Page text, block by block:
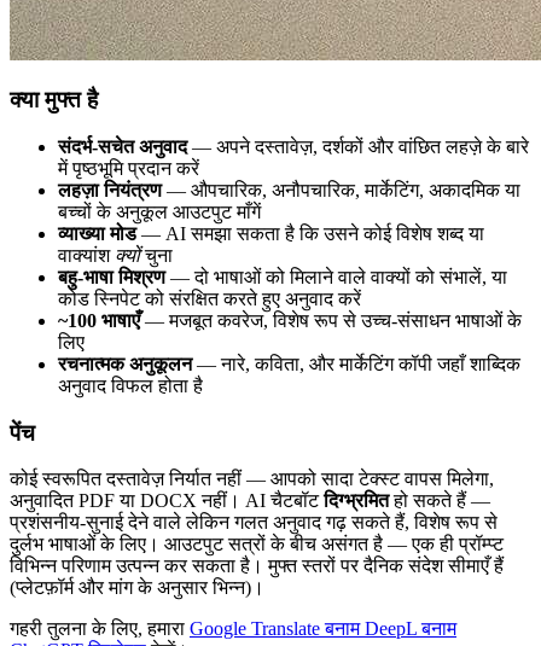
क्या मुफ्त है
संदर्भ-सचेत अनुवाद— अपने दस्तावेज़, दर्शकों और वांछित लहज़े के बारे
में पृष्ठभूमि प्रदान करें
लहज़ा नियंत्रण— औपचारिक, अनौपचारिक, मार्केटिंग, अकादमिक या
बच्चों के अनुकूल आउटपुट माँगें
व्याख्या मोड— AI समझा सकता है कि उसने कोई विशेष शब्द या
वाक्यांश क्योंचुना
बहु-भाषा मिश्रण— दो भाषाओं को मिलाने वाले वाक्यों को संभालें, या
कोड स्निपेट को संरक्षित करते हुए अनुवाद करें
~100 भाषाएँ— मजबूत कवरेज, विशेष रूप से उच्च-संसाधन भाषाओं के
लिए
रचनात्मक अनुकूलन— नारे, कविता, और मार्केटिंग कॉपी जहाँ शाब्दिक
अनुवाद विफल होता है
पेंच
कोई स्वरूपित दस्तावेज़ निर्यात नहीं — आपको सादा टेक्स्ट वापस मिलेगा,
अनुवादित PDF या DOCX नहीं। AI चैटबॉटदिग्भ्रमितहो सकते हैं —
प्रशंसनीय-सुनाई देने वाले लेकिन गलत अनुवाद गढ़ सकते हैं, विशेष रूप से
दुर्लभ भाषाओं के लिए। आउटपुट सत्रों के बीच असंगत है — एक ही प्रॉम्प्ट
विभिन्न परिणाम उत्पन्न कर सकता है। मुफ्त स्तरों पर दैनिक संदेश सीमाएँ हैं
(प्लेटफ़ॉर्म और मांग के अनुसार भिन्न)।
गहरी तुलना के लिए, हमारा Google Translate बनाम DeepL बनाम